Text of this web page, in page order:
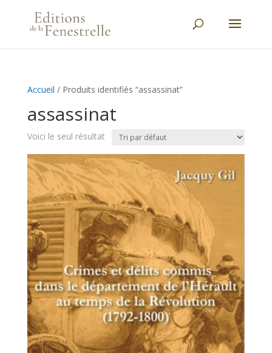
Accueil / Produits identifiés “assassinat”
assassinat
Voici le seul résultat